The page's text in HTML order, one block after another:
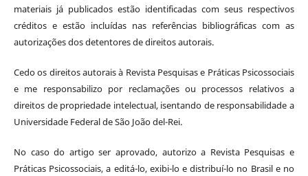
materiais já publicados estão identificadas com seus respectivos
créditos e estão incluídas nas referências bibliográficas com as
autorizações dos detentores de direitos autorais.
Cedo os direitos autorais à Revista Pesquisas e Práticas Psicossociais
e me responsabilizo por reclamações ou processos relativos a
direitos de propriedade intelectual, isentando de responsabilidade a
Universidade Federal de São João del-Rei.
No caso do artigo ser aprovado, autorizo a Revista Pesquisas e
Práticas Psicossociais, a editá-lo, exibi-lo e distribuí-lo no Brasil e no